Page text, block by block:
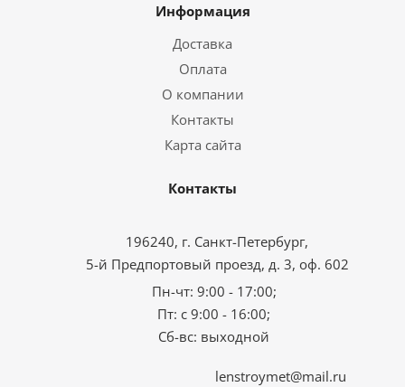
Информация
Доставка
Оплата
О компании
Контакты
Карта сайта
Контакты
196240, г. Санкт-Петербург,
5-й Предпортовый проезд, д. 3, оф. 602
Пн-чт: 9:00 - 17:00;
Пт: с 9:00 - 16:00;
Сб-вс: выходной
lenstroymet@mail.ru